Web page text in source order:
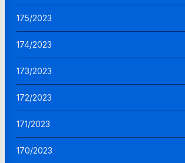
175/2023
174/2023
173/2023
172/2023
171/2023
170/2023